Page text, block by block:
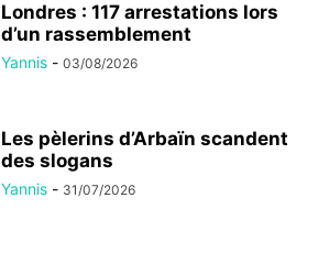
Londres : 117 arrestations lors
d’un rassemblement
Yannis - 03/08/2026
Les pèlerins d’Arbaïn scandent
des slogans
Yannis - 31/07/2026